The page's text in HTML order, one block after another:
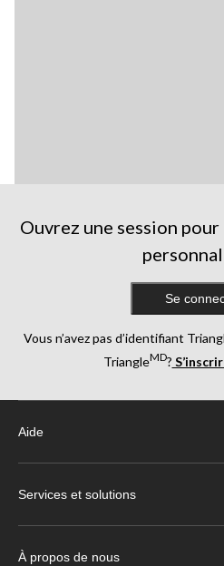
Ouvrez une session
Se
Vous n’avez pas d’identifiant
TriangleMD?
Aide
Services et solutions
À propos de nous